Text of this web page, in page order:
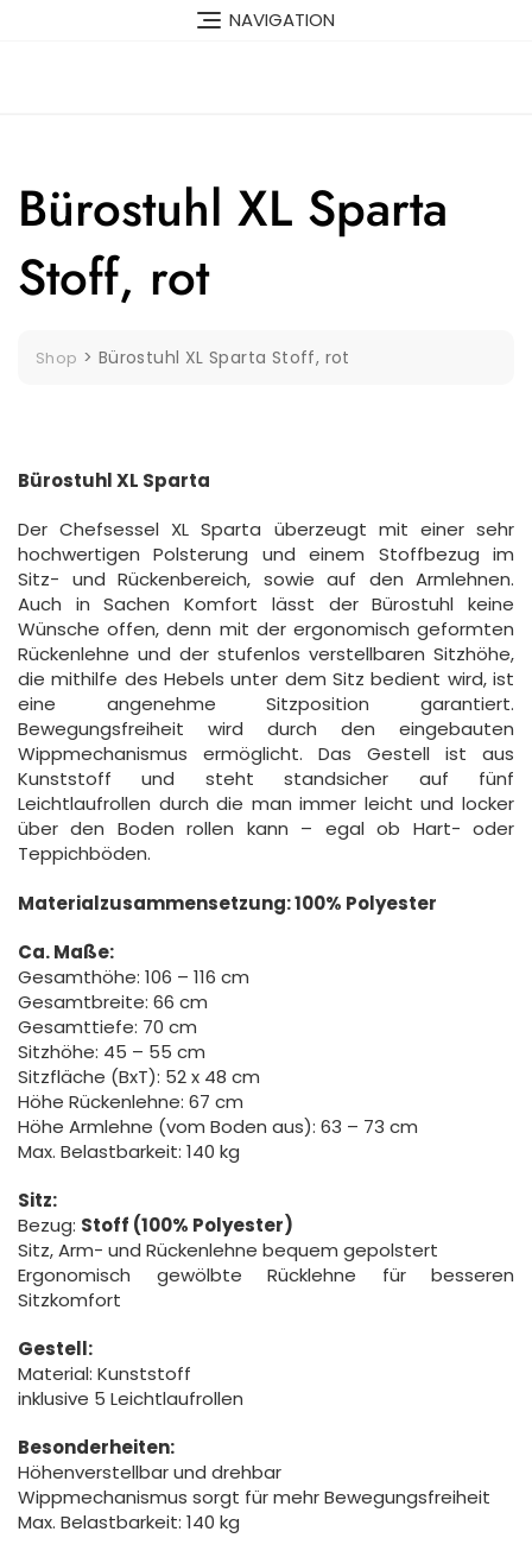
NAVIGATION
Bürostuhl XL Sparta
Stoff, rot
Shop > Bürostuhl XL Sparta Stoff, rot
Bürostuhl XL Sparta
Der Chefsessel XL Sparta überzeugt mit einer sehr
hochwertigen Polsterung und einem Stoffbezug im
Sitz- und Rückenbereich, sowie auf den Armlehnen.
Auch in Sachen Komfort lässt der Bürostuhl keine
Wünsche offen, denn mit der ergonomisch geformten
Rückenlehne und der stufenlos verstellbaren Sitzhöhe,
die mithilfe des Hebels unter dem Sitz bedient wird, ist
eine angenehme Sitzposition garantiert.
Bewegungsfreiheit wird durch den eingebauten
Wippmechanismus ermöglicht. Das Gestell ist aus
Kunststoff und steht standsicher auf fünf
Leichtlaufrollen durch die man immer leicht und locker
über den Boden rollen kann – egal ob Hart- oder
Teppichböden.
Materialzusammensetzung: 100% Polyester
Ca. Maße:
Gesamthöhe: 106 – 116 cm
Gesamtbreite: 66 cm
Gesamttiefe: 70 cm
Sitzhöhe: 45 – 55 cm
Sitzfläche (BxT): 52 x 48 cm
Höhe Rückenlehne: 67 cm
Höhe Armlehne (vom Boden aus): 63 – 73 cm
Max. Belastbarkeit: 140 kg
Sitz:
Bezug: Stoff (100% Polyester)
Sitz, Arm- und Rückenlehne bequem gepolstert
Ergonomisch gewölbte Rücklehne für besseren
Sitzkomfort
Gestell:
Material: Kunststoff
inklusive 5 Leichtlaufrollen
Besonderheiten:
Höhenverstellbar und drehbar
Wippmechanismus sorgt für mehr Bewegungsfreiheit
Max. Belastbarkeit: 140 kg